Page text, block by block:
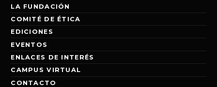
LA FUNDACIÓN
COMITÉ DE ÉTICA
EDICIONES
EVENTOS
ENLACES DE INTERÉS
CAMPUS VIRTUAL
CONTACTO